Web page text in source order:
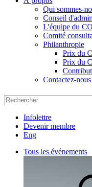
Qui sommes-
Conseil
L'équipe du
Comité
Philanthropie
Prix du
Prix du
Contactez-nous
Infolettre
Devenir membre
Eng
Tous les événements